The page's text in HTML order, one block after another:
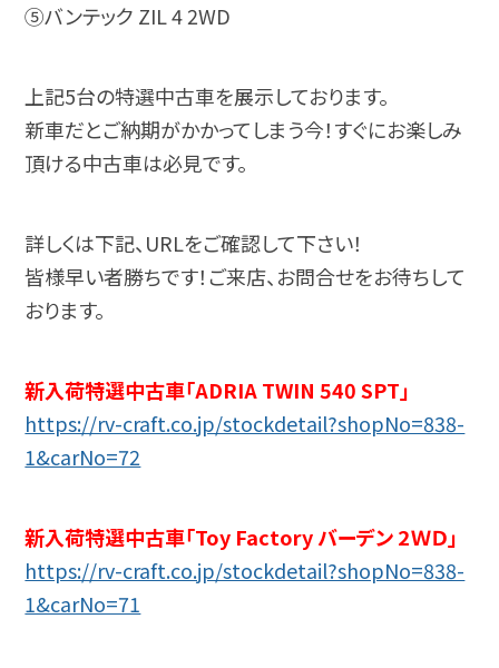
⑤バンテック ZIL 4 2WD
上記5台の特選中古車を展示しております。
新車だとご納期がかかってしまう今！すぐにお楽しみ
頂ける中古車は必見です。
詳しくは下記、URLをご確認して下さい！
皆様早い者勝ちです！ご来店、お問合せをお待ちして
おります。
新入荷特選中古車「ADRIA TWIN 540 SPT」
https://rv-craft.co.jp/stockdetail?shopNo=838-
1&carNo=72
新入荷特選中古車「Toy Factory バーデン 2ＷＤ」
https://rv-craft.co.jp/stockdetail?shopNo=838-
1&carNo=71